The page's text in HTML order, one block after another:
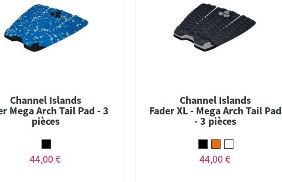
Channel Islands
Mega Arch Tail Pad - 3
pièces
44,00 €
Channel Islands
Fader XL - Mega Arch Tail Pad
- 3 pièces
44,00 €